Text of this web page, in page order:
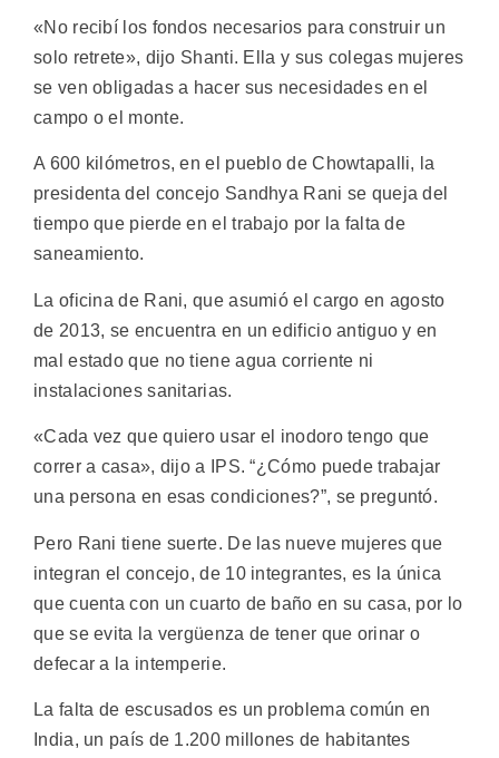
«No recibí los fondos necesarios para construir un
solo retrete», dijo Shanti. Ella y sus colegas mujeres
se ven obligadas a hacer sus necesidades en el
campo o el monte.
A 600 kilómetros, en el pueblo de Chowtapalli, la
presidenta del concejo Sandhya Rani se queja del
tiempo que pierde en el trabajo por la falta de
saneamiento.
La oficina de Rani, que asumió el cargo en agosto
de 2013, se encuentra en un edificio antiguo y en
mal estado que no tiene agua corriente ni
instalaciones sanitarias.
«Cada vez que quiero usar el inodoro tengo que
correr a casa», dijo a IPS. “¿Cómo puede trabajar
una persona en esas condiciones?”, se preguntó.
Pero Rani tiene suerte. De las nueve mujeres que
integran el concejo, de 10 integrantes, es la única
que cuenta con un cuarto de baño en su casa, por lo
que se evita la vergüenza de tener que orinar o
defecar a la intemperie.
La falta de escusados es un problema común en
India, un país de 1.200 millones de habitantes